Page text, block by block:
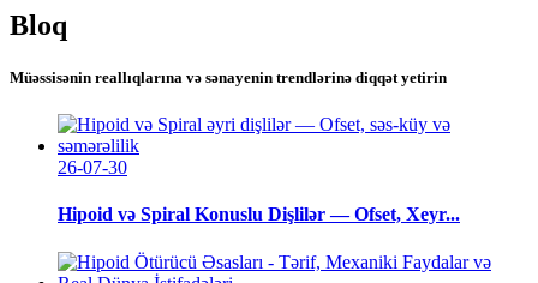
Bloq
Müəssisənin reallıqlarına və sənayenin trendlərinə diqqət yetirin
26-07-30
Hipoid və Spiral Konuslu Dişlilər — Ofset, Xeyr...